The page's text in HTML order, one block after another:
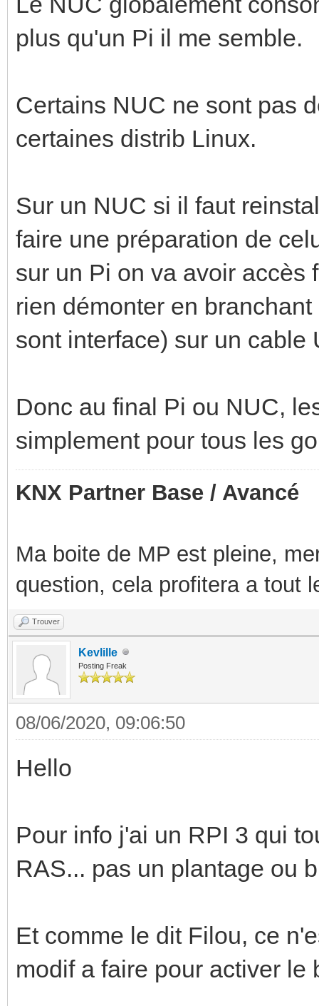
plus qu'un Pi il me semble.
Certains NUC ne sont pas
certaines distrib Linux.
Sur un NUC si il faut
faire une préparation de
sur un Pi on va avoir accès
rien démonter en
sont interface) sur un cable
Donc au final Pi ou NUC,
simplement pour tous les
KNX Partner Base / Avancé
Ma boite de MP est pleine,
question, cela profitera a tout
Trouver
Kevlille
Posting Freak
08/06/2020, 09:06:50
Hello
Pour info j'ai un RPI 3 qui
RAS... pas un plantage ou
Et comme le dit Filou, ce
modif a faire pour activer le